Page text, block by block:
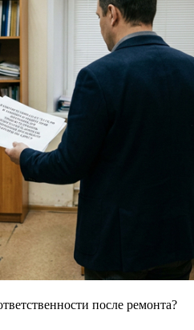
после ремонта?